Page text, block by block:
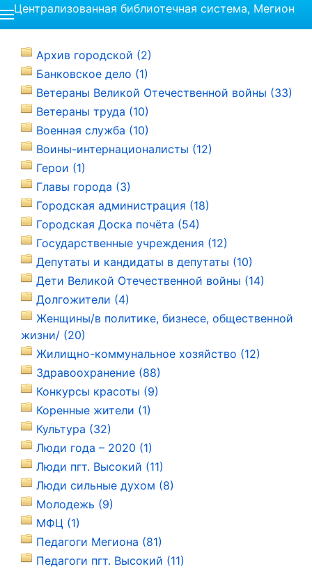
Централизованная библиотечная система, Мегион
Архив городской (2)
Банковское дело (1)
Ветераны Великой Отечественной войны (33)
Ветераны труда (10)
Военная служба (10)
Воины-интернационалисты (12)
Герои (1)
Главы города (3)
Городская администрация (18)
Городская Доска почёта (54)
Государственные учреждения (12)
Депутаты и кандидаты в депутаты (10)
Дети Великой Отечественной войны (14)
Долгожители (4)
Женщины/в политике, бизнесе, общественной
жизни/ (20)
Жилищно-коммунальное хозяйство (12)
Здравоохранение (88)
Конкурсы красоты (9)
Коренные жители (1)
Культура (32)
Люди года – 2020 (1)
Люди пгт. Высокий (11)
Люди сильные духом (8)
Молодежь (9)
МФЦ (1)
Педагоги Мегиона (81)
Педагоги пгт. Высокий (11)